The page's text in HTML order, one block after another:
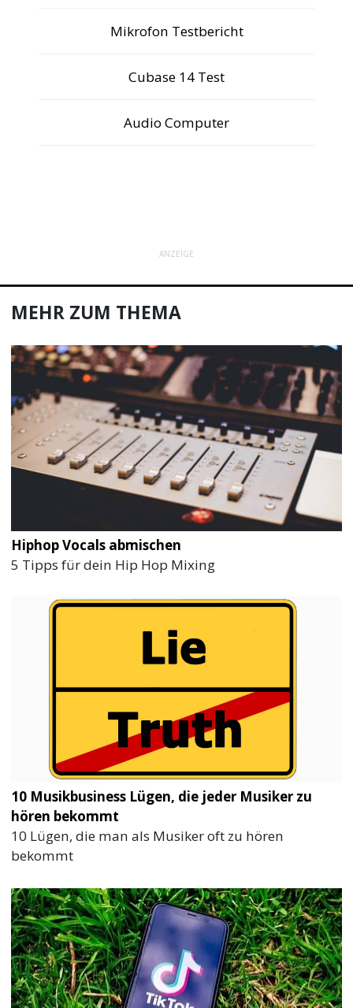
Mikrofon Testbericht
Cubase 14 Test
Audio Computer
ANZEIGE
MEHR ZUM THEMA
Hiphop Vocals abmischen
5 Tipps für dein Hip Hop Mixing
10 Musikbusiness Lügen, die jeder Musiker zu
hören bekommt
10 Lügen, die man als Musiker oft zu hören
bekommt